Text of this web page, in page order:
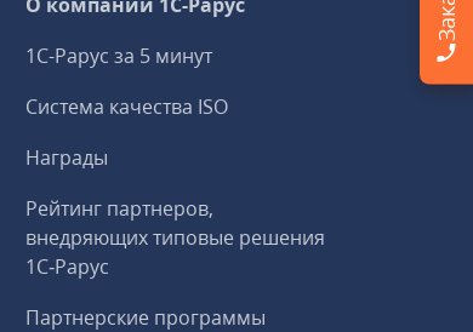
1С-Рарус за 5 минут
Система качества ISO
Награды
Рейтинг партнеров,
внедряющих типовые решения
1С‑Рарус
Партнерские программы